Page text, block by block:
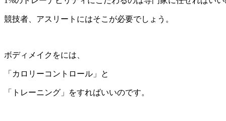
競技者、アスリートにはそこが必要でしょう。
ボディメイクをには、
「カロリーコントロール」と
「トレーニング」をすればいいのです。